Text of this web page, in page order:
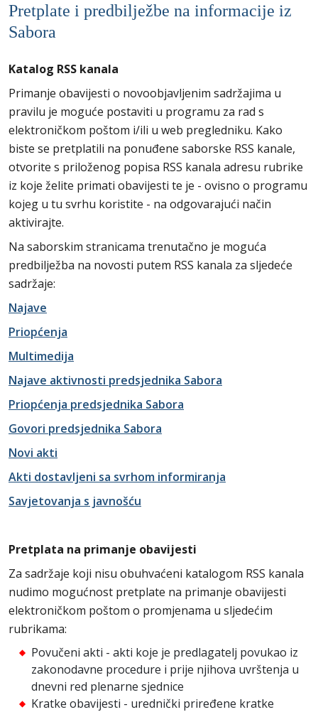
Pretplate i predbilježbe na informacije iz
Sabora
Katalog RSS kanala
Primanje obavijesti o novoobjavljenim sadržajima u
pravilu je moguće postaviti u programu za rad s
elektroničkom poštom i/ili u web pregledniku. Kako
biste se pretplatili na ponuđene saborske RSS kanale,
otvorite s priloženog popisa RSS kanala adresu rubrike
iz koje želite primati obavijesti te je - ovisno o programu
kojeg u tu svrhu koristite - na odgovarajući način
aktivirajte.
Na saborskim stranicama trenutačno je moguća
predbilježba na novosti putem RSS kanala za sljedeće
sadržaje:
Najave
Priopćenja
Multimedija
Najave aktivnosti predsjednika Sabora
Priopćenja predsjednika Sabora
Govori predsjednika Sabora
Novi akti
Akti dostavljeni sa svrhom informiranja
Savjetovanja s javnošću
Pretplata na primanje obavijesti
Za sadržaje koji nisu obuhvaćeni katalogom RSS kanala
nudimo mogućnost pretplate na primanje obavijesti
elektroničkom poštom o promjenama u sljedećim
rubrikama:
Povučeni akti - akti koje je predlagatelj povukao iz
zakonodavne procedure i prije njihova uvrštenja u
dnevni red plenarne sjednice
Kratke obavijesti - urednički priređene kratke